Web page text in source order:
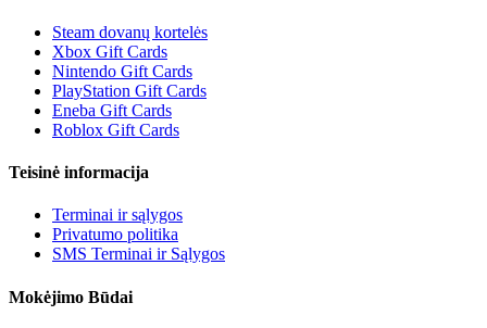
Steam dovanų kortelės
Xbox Gift Cards
Nintendo Gift Cards
PlayStation Gift Cards
Eneba Gift Cards
Roblox Gift Cards
Teisinė informacija
Terminai ir sąlygos
Privatumo politika
SMS Terminai ir Sąlygos
Mokėjimo Būdai